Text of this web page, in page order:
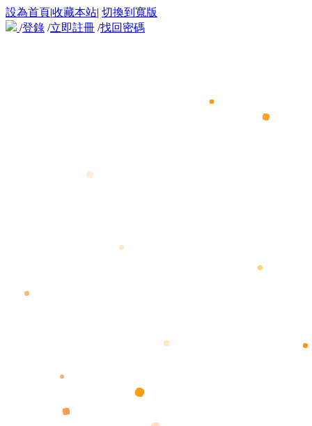
設為首頁|收藏本站| 切換到寬版
/登錄 /立即註冊 /找回密碼